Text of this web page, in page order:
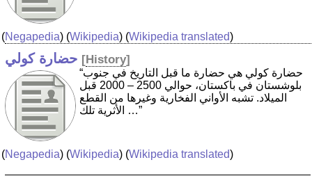
(Negapedia) (Wikipedia) (Wikipedia translated)
حضارة كولي [History]
“حضارة كولي هي حضارة ما قبل التاريخ في جنوب
بلوشستان في باكستان، حوالي 2500 – 2000 قبل
الميلاد. تشبه الأواني الفخارية وغيرها من القطع
الأثرية تلك …”
(Negapedia) (Wikipedia) (Wikipedia translated)